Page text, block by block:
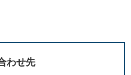
わせ先